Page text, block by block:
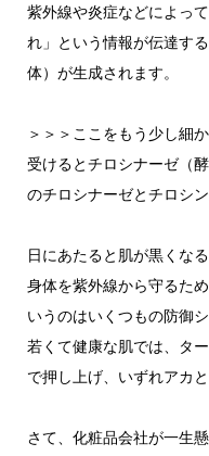
紫外線や炎症などによっ
れ」という情報が伝達す
体）が生成されます。
＞＞＞ここをもう少し細
受けるとチロシナーゼ（
のチロシナーゼとチロシ
日にあたると肌が黒くな
身体を紫外線から守るた
いうのはいくつもの防御
若くて健康な肌では、タ
で押し上げ、いずれアカ
さて、化粧品会社が一生